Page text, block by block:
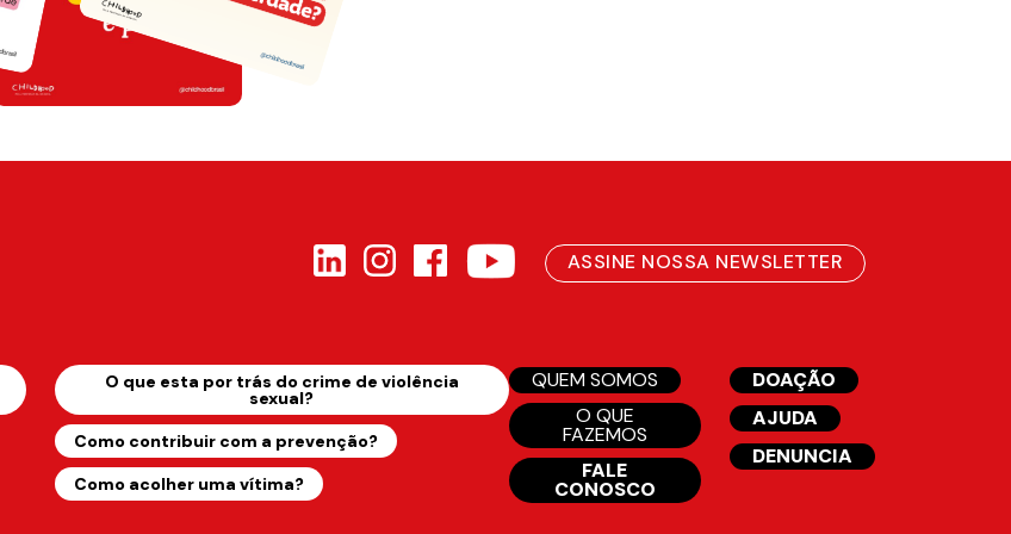
ASSINE NOSSA NEWSLETTER
O que esta por trás do crime de violência
sexual?
Como contribuir com a prevenção?
Como acolher uma vítima?
QUEM SOMOS
O QUE
FAZEMOS
FALE
CONOSCO
DOAÇÃO
AJUDA
DENUNCIA